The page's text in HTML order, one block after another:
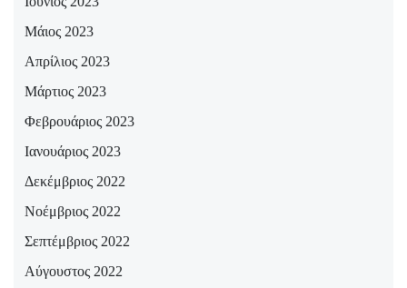
Μάιος 2023
Απρίλιος 2023
Μάρτιος 2023
Φεβρουάριος 2023
Ιανουάριος 2023
Δεκέμβριος 2022
Νοέμβριος 2022
Σεπτέμβριος 2022
Αύγουστος 2022